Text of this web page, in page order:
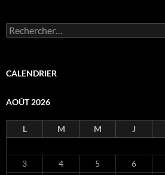
Rechercher :
CALENDRIER
AOÛT 2026
L M M J
3
4 5 6